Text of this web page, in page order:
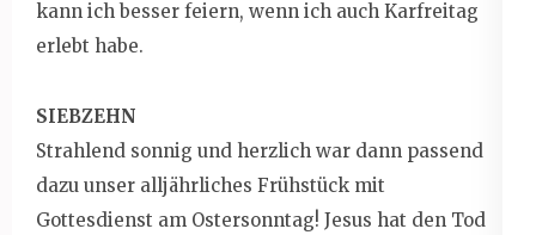
kann ich besser feiern, wenn ich auch Karfreitag
erlebt habe.
SIEBZEHN
Strahlend sonnig und herzlich war dann passend
dazu unser alljährliches Frühstück mit
Gottesdienst am Ostersonntag! Jesus hat den Tod